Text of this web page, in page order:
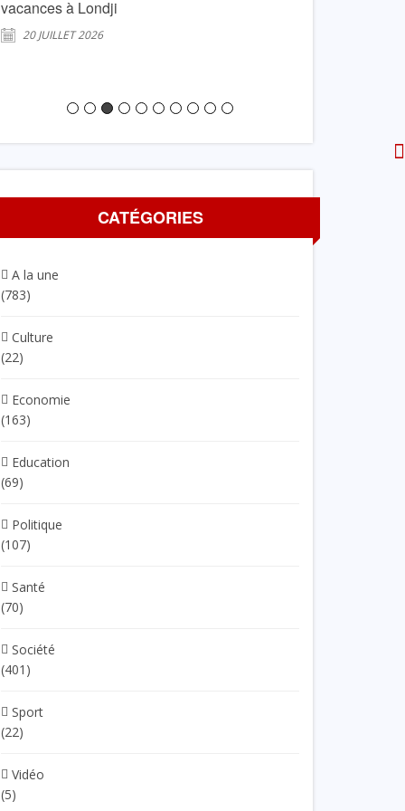
vacances à Londji
20 JUILLET 2026
CATÉGORIES
A la une
(783)
Culture
(22)
Economie
(163)
Education
(69)
Politique
(107)
Santé
(70)
Société
(401)
Sport
(22)
Vidéo
(5)